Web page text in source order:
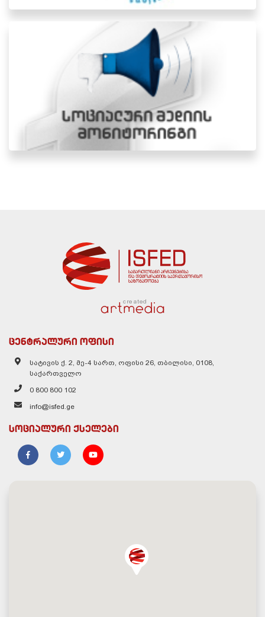
created
ცენტრალური ოფისი
სატივის ქ. 2, მე-4 სართ, ოფისი 26, თბილისი, 0108,
საქართველო
0 800 800 102
info@isfed.ge
სოციალური ქსელები